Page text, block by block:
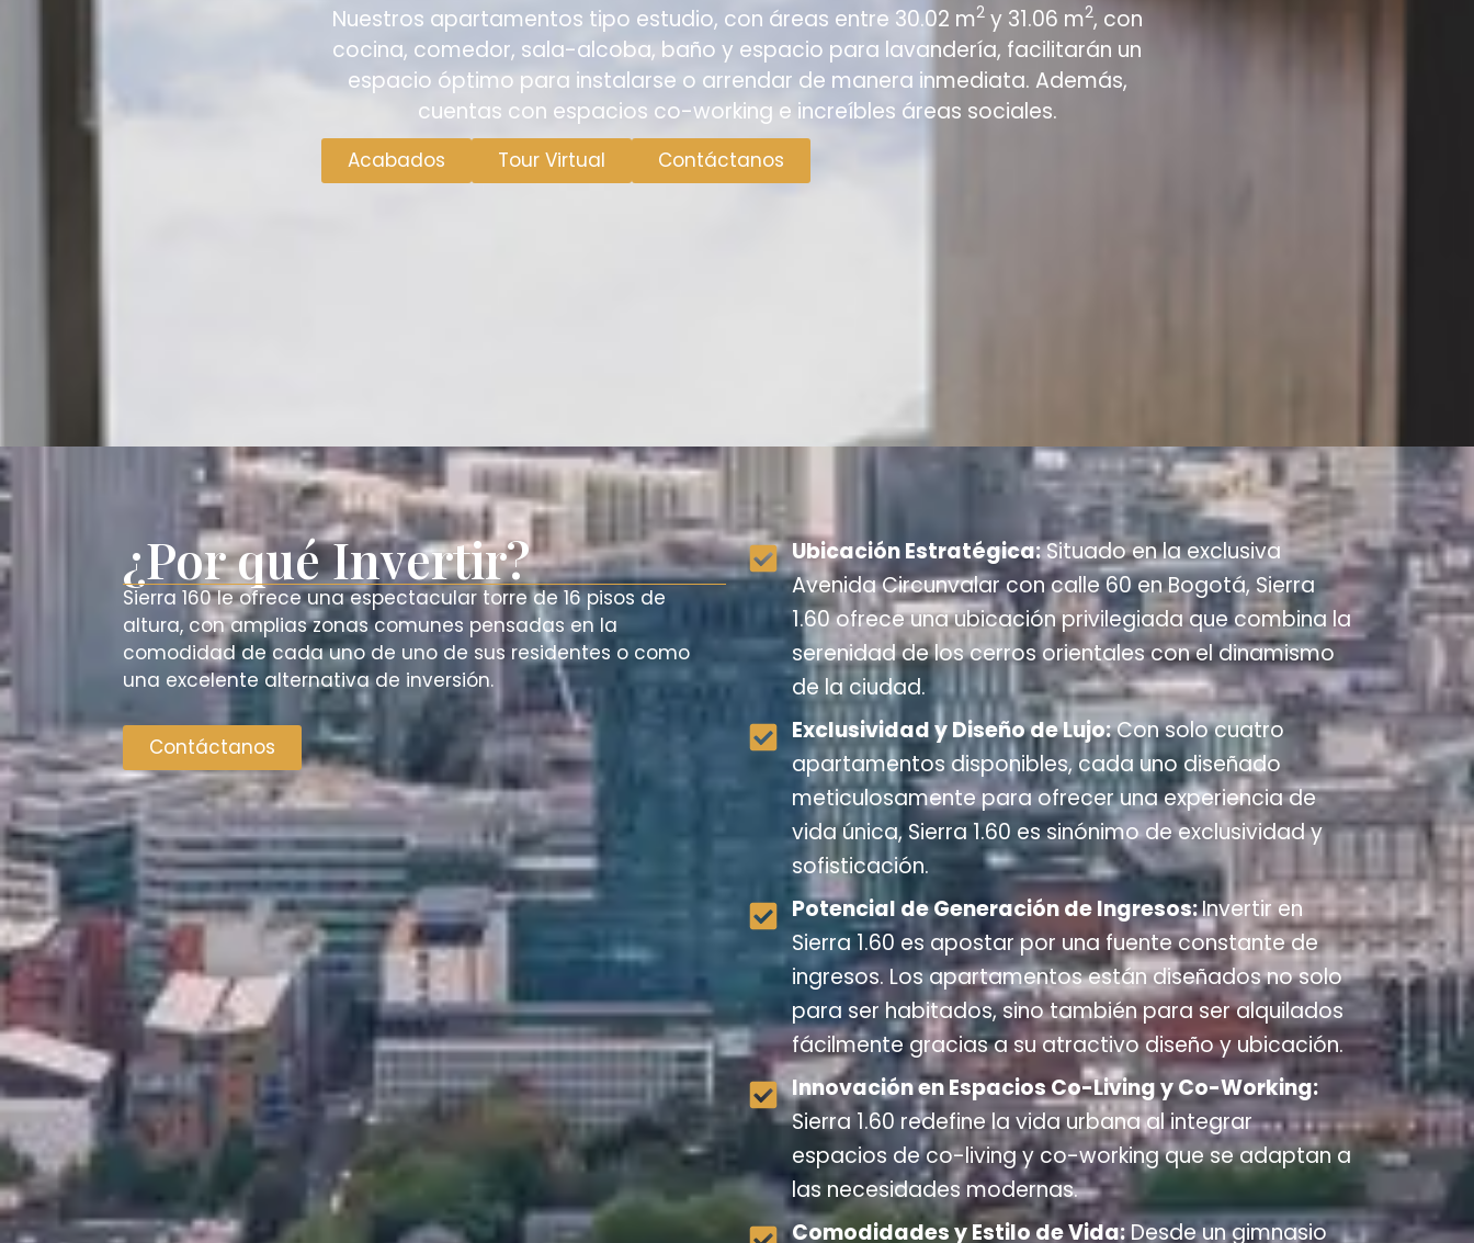
Nuestros apartamentos tipo estudio, con áreas entre 30.02 m2y 31.06 m2, con
cocina, comedor, sala-alcoba, baño y espacio para lavandería, facilitarán un
espacio óptimo para instalarse o arrendar de manera inmediata. Además,
cuentas con espacios co-working e increíbles áreas sociales.
Acabados Tour Virtual Contáctanos
¿Por qué Invertir?
Sierra 160 le ofrece una espectacular torre de 16 pisos de
altura, con amplias zonas comunes pensadas en la
comodidad de cada uno de uno de sus residentes o como
una excelente alternativa de inversión.
Contáctanos
Ubicación Estratégica:Situado en la exclusiva
Avenida Circunvalar con calle 60 en Bogotá, Sierra
1.60 ofrece una ubicación privilegiada que combina la
serenidad de los cerros orientales con el dinamismo
de la ciudad.
Exclusividad y Diseño de Lujo:Con solo cuatro
apartamentos disponibles, cada uno diseñado
meticulosamente para ofrecer una experiencia de
vida única, Sierra 1.60 es sinónimo de exclusividad y
sofisticación.
Potencial de Generación de Ingresos:Invertir en
Sierra 1.60 es apostar por una fuente constante de
ingresos. Los apartamentos están diseñados no solo
para ser habitados, sino también para ser alquilados
fácilmente gracias a su atractivo diseño y ubicación.
Innovación en Espacios Co-Living y Co-Working:
Sierra 1.60 redefine la vida urbana al integrar
espacios de co-living y co-working que se adaptan a
las necesidades modernas.
Comodidades y Estilo de Vida:Desde un gimnasio